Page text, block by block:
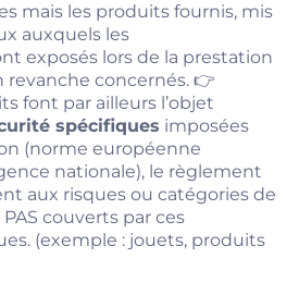
mais les produits fournis, mis
auxquels les
exposés lors de la prestation
revanche concernés. 👉
font par ailleurs l’objet
spécifiques imposées
(norme européenne
nationale), le règlement
aux risques ou catégories de
couverts par ces
(exemple : jouets, produits